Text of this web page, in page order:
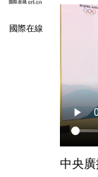
國際在線
中央